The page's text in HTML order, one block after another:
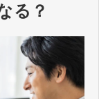
ィングを効率
ても解説しま
る？